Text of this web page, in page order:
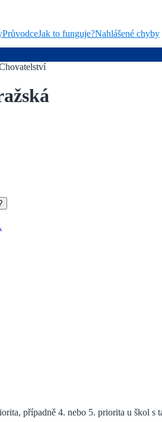
PrůvodceJak to funguje?Nahlášené chyby
, případně 4. nebo 5. priorita u škol s